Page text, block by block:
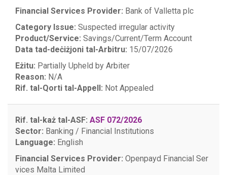
Financial Services Provider: Bank of Valletta plc
Category Issue: Suspected irregular activity
Product/Service: Savings/Current/Term Account
Data tad-deċiżjoni tal-Arbitru: 15/07/2026
Eżitu: Partially Upheld by Arbiter
Reason: N/A
Rif. tal-Qorti tal-Appell: Not Appealed
Rif. tal-każ tal-ASF: ASF 072/2026
Sector: Banking / Financial Institutions
Language: English
Financial Services Provider: Openpayd Financial Ser
vices Malta Limited